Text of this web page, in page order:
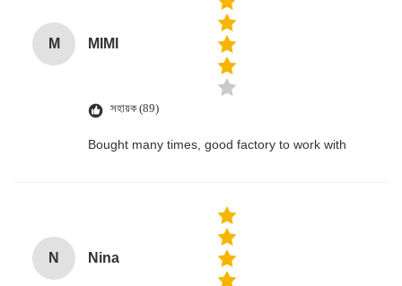
M MIMI
সহায়ক (89)
Bought many times, good factory to work with
N Nina